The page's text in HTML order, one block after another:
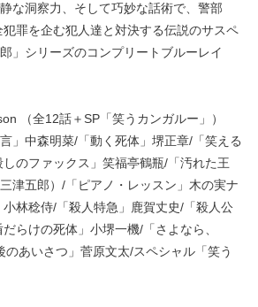
な洞察力、そして巧妙な話術で、警部
罪を企む犯人達と対決する伝説のサスペ
」シリーズのコンプリートブルーレイ
（全12話＋SP「笑うカンガルー」）
」中森明菜/「動く死体」堺正章/「笑える
のファックス」笑福亭鶴瓶/「汚れた王
津五郎）/「ピアノ・レッスン」木の実ナ
林稔侍/「殺人特急」鹿賀丈史/「殺人公
らけの死体」小堺一機/「さよなら、
のあいさつ」菅原文太/スペシャル「笑う